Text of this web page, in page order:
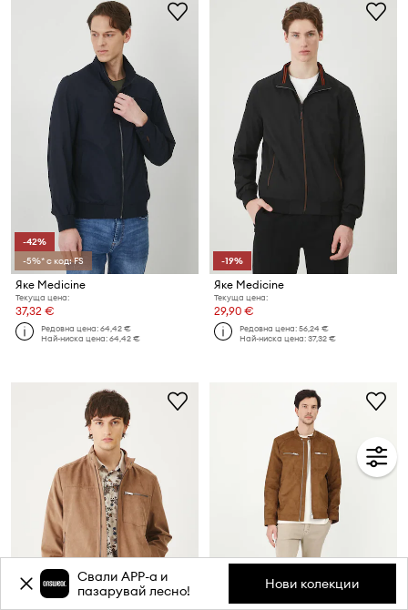
-42%
-5%* с код: FS
Яке Medicine
Текуща цена:
37,32 €
Редовна цена:64,42 €
Най-ниска цена:64,42 €
-19%
Яке Medicine
Текуща цена:
29,90 €
Редовна цена:56,24 €
Най-ниска цена:37,32 €
Свали APP-a и
пазарувай лесно!
Нови колекции